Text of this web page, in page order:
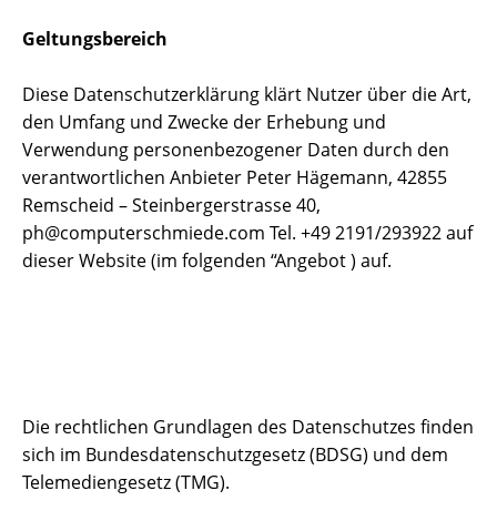
Geltungsbereich
Diese Datenschutzerklärung klärt Nutzer über die Art,
den Umfang und Zwecke der Erhebung und
Verwendung personenbezogener Daten durch den
verantwortlichen Anbieter Peter Hägemann, 42855
Remscheid – Steinbergerstrasse 40,
ph@computerschmiede.com Tel. +49 2191/293922 auf
dieser Website (im folgenden “Angebot ) auf.
Die rechtlichen Grundlagen des Datenschutzes finden
sich im Bundesdatenschutzgesetz (BDSG) und dem
Telemediengesetz (TMG).